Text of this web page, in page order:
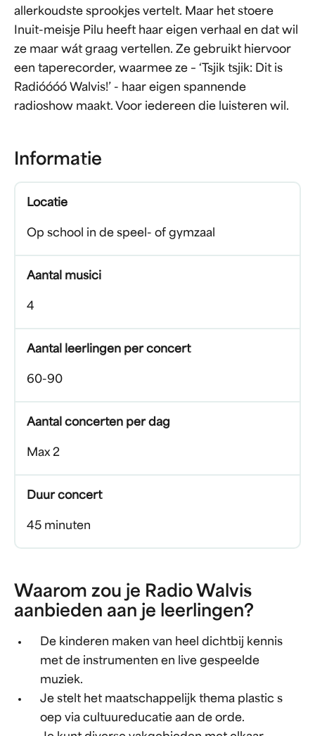
allerkoudste sprookjes vertelt. Maar het stoere
Inuit-meisje Pilu heeft haar eigen verhaal en dat wil
ze maar wát graag vertellen. Ze gebruikt hiervoor
een taperecorder, waarmee ze – ‘Tsjik tsjik: Dit is
Radióóóó Walvis!’ - haar eigen spannende
radioshow maakt. Voor iedereen die luisteren wil.
Informatie
Locatie
Op school in de speel- of gymzaal
Aantal musici
4
Aantal leerlingen per concert
60-90
Aantal concerten per dag
Max 2
Duur concert
45 minuten
Waarom zou je Radio Walvis
aanbieden aan je leerlingen?
De kinderen maken van heel dichtbij kennis
met de instrumenten en live gespeelde
muziek.
Je stelt het maatschappelijk thema plastic s
oep via cultuureducatie aan de orde.